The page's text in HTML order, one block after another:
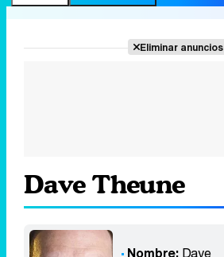
Eliminar anuncios
Dave Theune
Nombre: Dave